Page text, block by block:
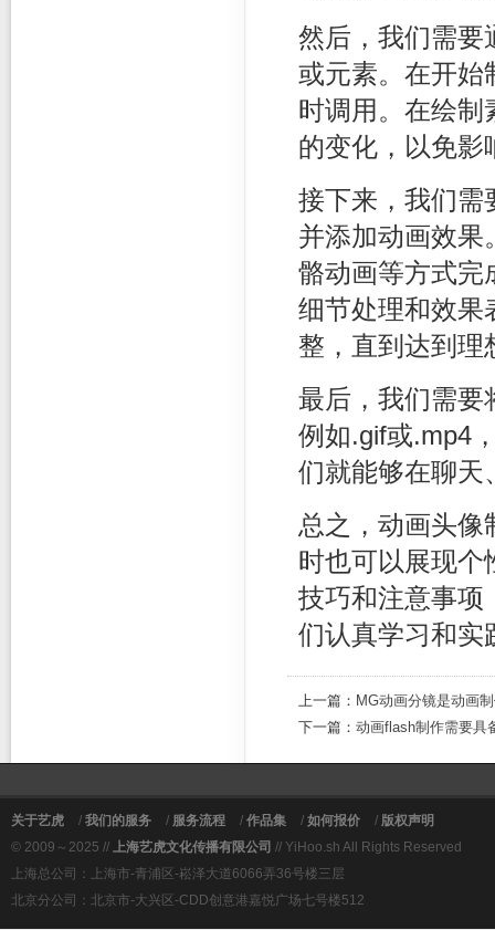
然后，我们需要
或元素。在开始
时调用。在绘制
的变化，以免影
接下来，我们需
并添加动画效果
骼动画等方式完
细节处理和效果
整，直到达到理
最后，我们需要
例如.gif或.mp4
们就能够在聊天
总之，动画头像
时也可以展现个
技巧和注意事项
们认真学习和实
上一篇： MG动画分镜是动画
下一篇： 动画flash制作需要具
关于艺虎 / 我们的服务 / 服务流程 / 作品集 / 如何报价 / 版权声明
© 2009～2025 // 上海艺虎文化传播有限公司 // YiHoo.sh All Rights Reserved
上海总公司：上海市-青浦区-崧泽大道6066弄36号楼三层
北京分公司：北京市-大兴区-CDD创意港嘉悦广场七号楼512